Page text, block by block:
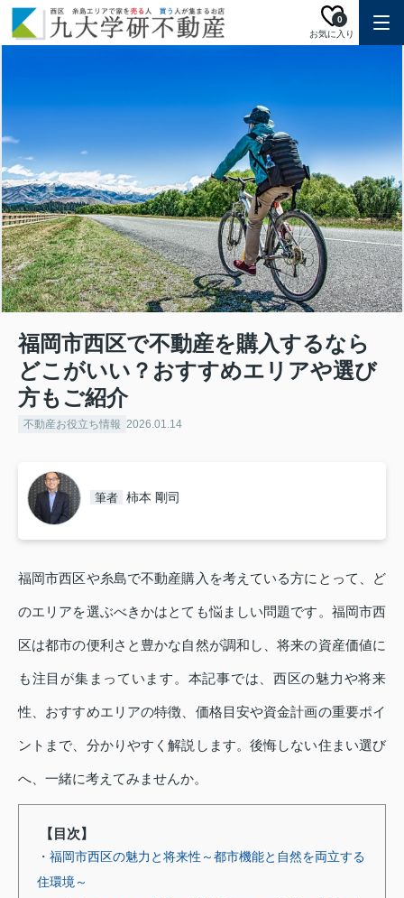
お気に入り
0
福岡市西区で不動産を購入するなら
どこがいい？おすすめエリアや選び
方もご紹介
不動産お役立ち情報 2026.01.14
筆者 柿本 剛司
福岡市西区や糸島で不動産購入を考えている方にとって、ど
のエリアを選ぶべきかはとても悩ましい問題です。福岡市西
区は都市の便利さと豊かな自然が調和し、将来の資産価値に
も注目が集まっています。本記事では、西区の魅力や将来
性、おすすめエリアの特徴、価格目安や資金計画の重要ポイ
ントまで、分かりやすく解説します。後悔しない住まい選び
へ、一緒に考えてみませんか。
【目次】
・福岡市西区の魅力と将来性～都市機能と自然を両立する
住環境～